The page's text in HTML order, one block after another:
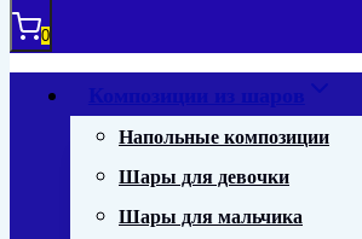
0
Композиции из шаров
Напольные композиции
Шары для девочки
Шары для мальчика